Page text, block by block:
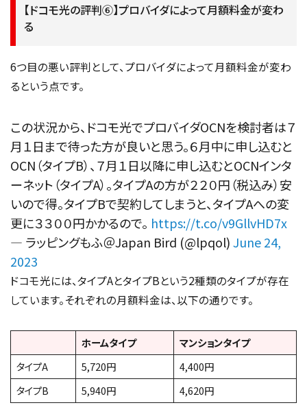
【ドコモ光の評判⑥】プロバイダによって月額料金が変わ
る
6つ目の悪い評判として、プロバイダによって月額料金が変わ
るという点です。
この状況から、ドコモ光でプロバイダOCNを検討者は７
月１日まで待った方が良いと思う。６月中に申し込むと
OCN（タイプB）、７月１日以降に申し込むとOCNインタ
ーネット（タイプA）。タイプAの方が２２０円（税込み）安
いので得。タイプBで契約してしまうと、タイプAへの変
更に３３００円かかるので。 https://t.co/v9GllvHD7x
— ラッピングもふ＠Japan Bird (@lpqol)June 24,
2023
ドコモ光には、タイプAとタイプBという2種類のタイプが存在
しています。それぞれの月額料金は、以下の通りです。
ホームタイプ
マンションタイプ
タイプA
5,720円
4,400円
タイプB
5,940円 4,620円